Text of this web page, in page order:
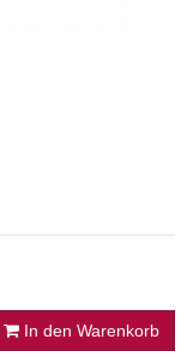
In den Warenkorb